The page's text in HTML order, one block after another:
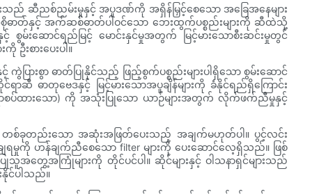
သည် ဆီညစ်ညမ်းမှုနှင့် အပူဒဏ်ကို အရှိန်မြှင့်စေသော အခြေအနေများ
ာတ်နှင့် အက်ဆစ်ဓာတ်ပါဝင်သော ဘေးထွက်ပစ္စည်းများကို ဆီထဲသို့
ဆောင်ရည်မြင့် မောင်းနှင်မှုအတွက် မြင့်မားသောစီးဆင်းမှုတွင်
းစားပေးပါ။
ားစွာ ဓာတ်ပြုနိုင်သည့် ဖြည့်စွက်ပစ္စည်းများပါရှိသော စွမ်းဆောင်
ဓာတုဗေဒနှင့် မြင့်မားသောအပူချိန်များကို ခံနိုင်ရည်ရှိကြောင်း
ာစပ်ထားသော) ကို အသုံးပြုသော ယာဉ်များအတွက် လိုက်ဖက်ညီမှုနှင့်
ခုတည်းသော အဆုံးအဖြတ်ပေးသည့် အချက်မဟုတ်ပါ။ ပွင့်လင်း
မှုကို ဟန်ချက်ညီစေသော filter များကို ပေးဆောင်လေ့ရှိသည်။ ဖြစ်
တွေ့အကြုံများကို တိုင်ပင်ပါ။ ဆိုင်များနှင့် ဝါသနာရှင်များသည်
င်ပါသည်။